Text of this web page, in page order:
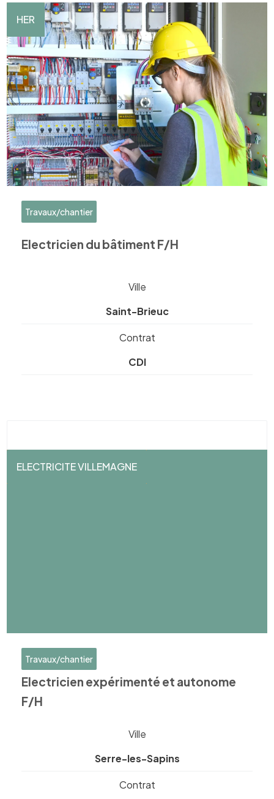
HER
Travaux/chantier
Electricien du bâtiment F/H
Ville
Saint-Brieuc
Contrat
CDI
ELECTRICITE VILLEMAGNE
Travaux/chantier
Electricien expérimenté et autonome
F/H
Ville
Serre-les-Sapins
Contrat